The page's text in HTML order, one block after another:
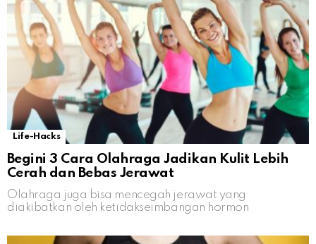
Life-Hacks
Begini 3 Cara Olahraga Jadikan Kulit Lebih
Cerah dan Bebas Jerawat
Olahraga juga bisa mencegah jerawat yang
diakibatkan oleh ketidakseimbangan hormon